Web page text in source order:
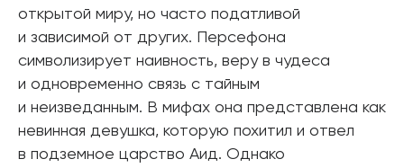
открытой миру, но часто податливой
и зависимой от других. Персефона
символизирует наивность, веру в чудеса
и одновременно связь с тайным
и неизведанным. В мифах она представлена как
невинная девушка, которую похитил и отвел
в подземное царство Аид. Однако